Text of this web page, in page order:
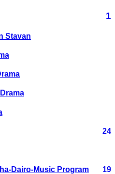
1
Stavan
24
Dairo-Music Program 19